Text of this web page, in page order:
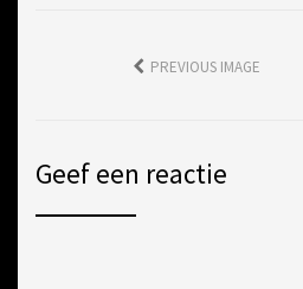
PREVIOUS IMAGE
Geef een reactie